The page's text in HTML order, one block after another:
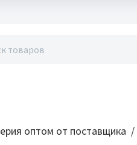
оптом от поставщика /